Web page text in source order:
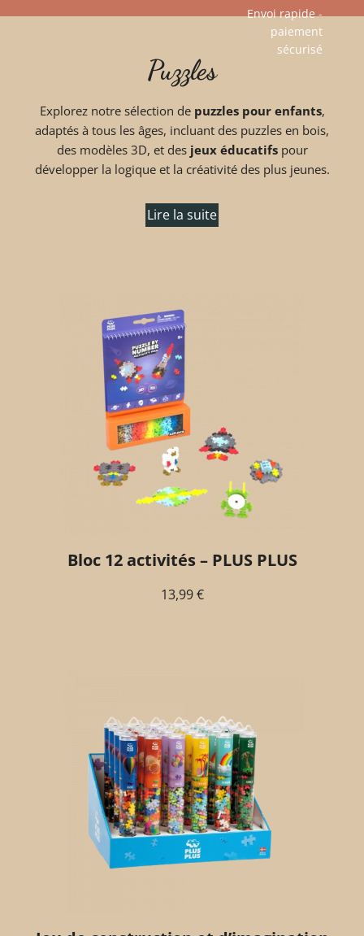
Envoi rapide -
paiement
sécurisé​
Puzzles
Explorez notre sélection de puzzles pour enfants,
adaptés à tous les âges, incluant des puzzles en bois,
des modèles 3D, et des jeux éducatifspour
développer la logique et la créativité des plus jeunes.
Lire la suite
Bloc 12 activités – PLUS PLUS
13,99€